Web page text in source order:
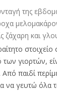
της
ζάχαρη και
στοιχείο
των γιορτών,
παιδί
να γευτώ όλα